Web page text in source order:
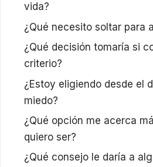
vida?
¿Qué necesito soltar para
¿Qué decisión tomaría si
criterio?
¿Estoy eligiendo desde el
miedo?
¿Qué opción me acerca
quiero ser?
¿Qué consejo le daría a